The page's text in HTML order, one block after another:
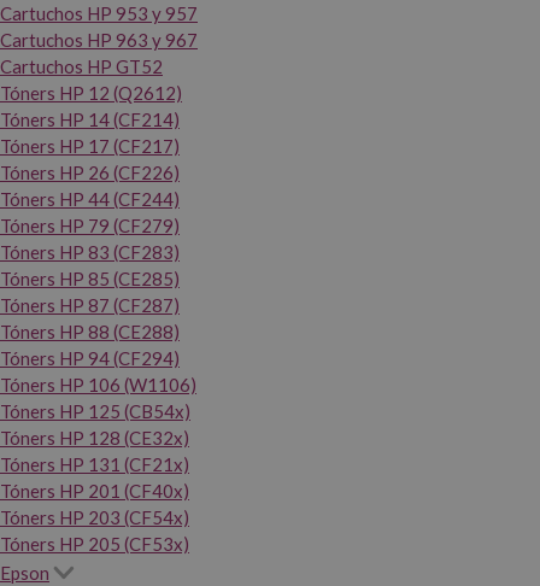
Cartuchos HP 953 y 957
Cartuchos HP 963 y 967
Cartuchos HP GT52
Tóners HP 12 (Q2612)
Tóners HP 14 (CF214)
Tóners HP 17 (CF217)
Tóners HP 26 (CF226)
Tóners HP 44 (CF244)
Tóners HP 79 (CF279)
Tóners HP 83 (CF283)
Tóners HP 85 (CE285)
Tóners HP 87 (CF287)
Tóners HP 88 (CE288)
Tóners HP 94 (CF294)
Tóners HP 106 (W1106)
Tóners HP 125 (CB54x)
Tóners HP 128 (CE32x)
Tóners HP 131 (CF21x)
Tóners HP 201 (CF40x)
Tóners HP 203 (CF54x)
Tóners HP 205 (CF53x)
Epson